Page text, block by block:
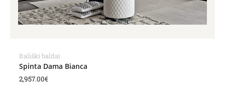
Itališki baldai
Spinta Dama Bianca
2,957.00€